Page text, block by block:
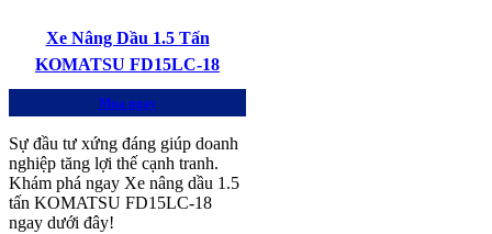
Xe Nâng Dầu 1.5 Tấn
KOMATSU FD15LC-18
Mua ngay
Sự đầu tư xứng đáng giúp doanh
nghiệp tăng lợi thế cạnh tranh.
Khám phá ngay Xe nâng dầu 1.5
tấn KOMATSU FD15LC-18
ngay dưới đây!